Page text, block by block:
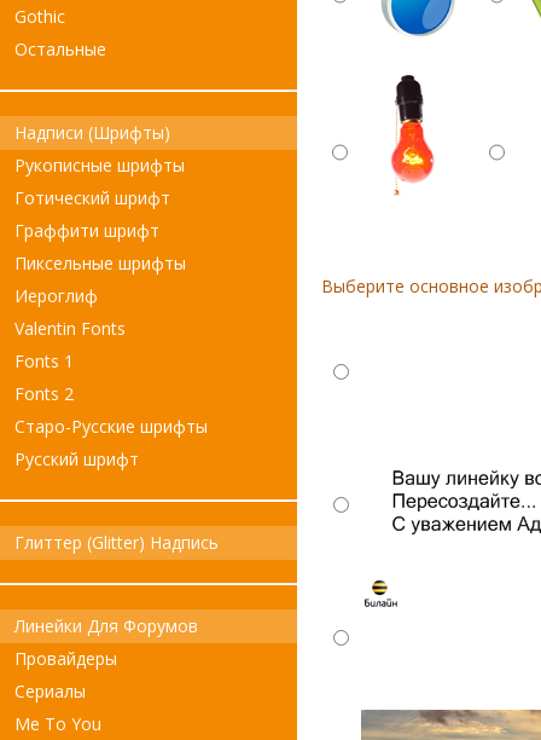
Gothic
Остальные
Надписи (Шрифты)
Рукописные шрифты
Готический шрифт
Граффити шрифт
Пиксельные шрифты
Иероглиф
Valentin Fonts
Fonts 1
Fonts 2
Старо-Русские шрифты
Русский шрифт
Глиттер (Glitter) Надпись
Линейки Для Форумов
Провайдеры
Сериалы
Me To You
Выберите основное